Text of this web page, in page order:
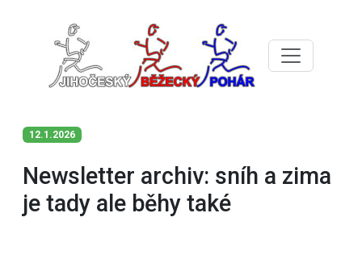
12.1.2026
Newsletter archiv: sníh a zima
je tady ale běhy také